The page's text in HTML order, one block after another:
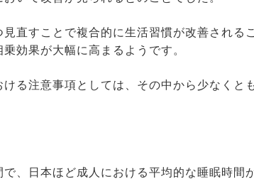
見直すことで複合的に生活習慣が改善される
効果が大幅に高まるようです。
ける注意事項としては、その中から少なくと
で、日本ほど成人における平均的な睡眠時間